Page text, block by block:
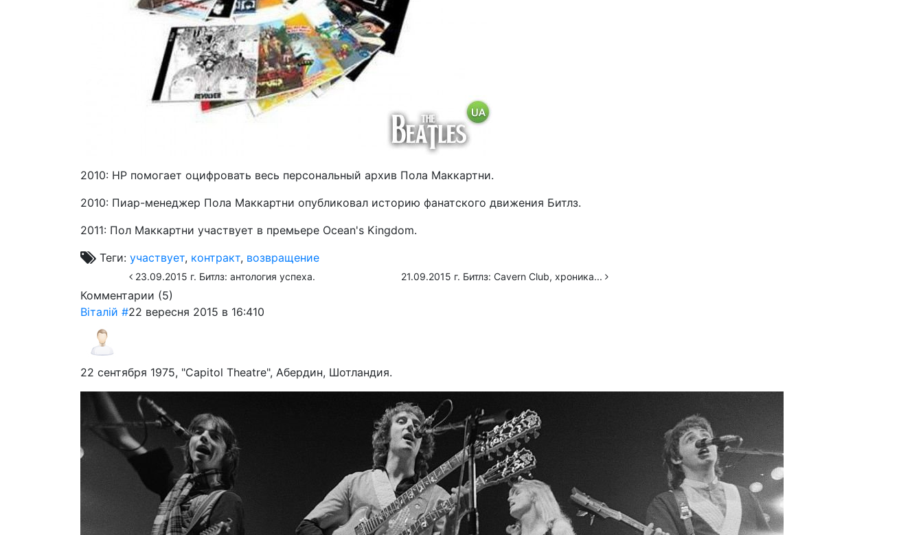
2010: HP помогает оцифровать весь персональный архив Пола Маккартни.
2010: Пиар-менеджер Пола Маккартни опубликовал историю фанатского движения Битлз.
2011: Пол Маккартни участвует в премьере Ocean's Kingdom.
Теги: участвует, контракт, возвращение
23.09.2015 г. Битлз: антология успеха. 21.09.2015 г. Битлз: Cavern Club, хроника...
Комментарии (5)
Віталій #22 вересня 2015 в 16:410
22 сентября 1975, "Capitol Theatre", Абердин, Шотландия.